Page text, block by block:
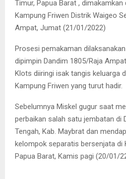
Timur, Papua Barat ,
Kampung Friwen Distrik Waigeo
Ampat, Jumat (21/01/2022)
Prosesi pemakaman
dipimpin Dandim 1805/Raja
Klots diiringi isak tangis keluarga
Kampung Friwen yang turut hadir.
Sebelumnya Miskel gugur saat
perbaikan salah satu jembatan di
Tengah, Kab. Maybrat dan
kelompok separatis bersenjata di
Papua Barat, Kamis pagi (20/01/